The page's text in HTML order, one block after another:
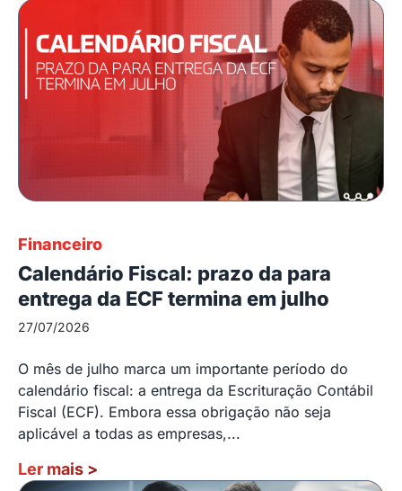
Financeiro
Calendário Fiscal: prazo da para
entrega da ECF termina em julho
27/07/2026
O mês de julho marca um importante período do
calendário fiscal: a entrega da Escrituração Contábil
Fiscal (ECF). Embora essa obrigação não seja
aplicável a todas as empresas,...
Ler mais >